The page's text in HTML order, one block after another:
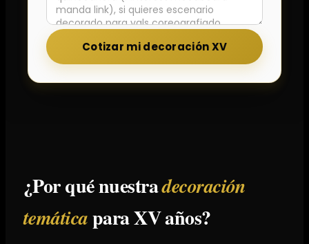
Cotizar mi decoración XV
¿Por qué nuestradecoración
temáticapara XV años?